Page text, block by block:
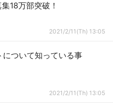
18万部突破！
2021/2/11(Th) 13:05
ついて知っている事
2021/2/11(Th) 13:05